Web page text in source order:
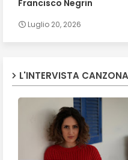
Francisco Negrin
Luglio 20, 2026
L'INTERVISTA